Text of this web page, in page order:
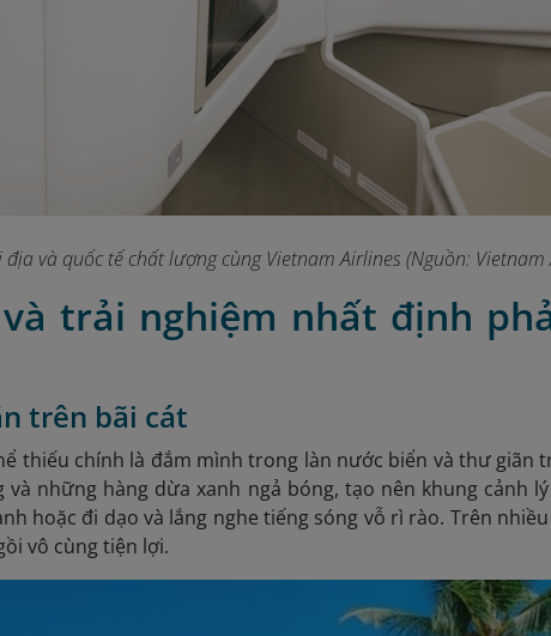
và quốc tế chất lượng cùng Vietnam Airlines (Nguồn: Vietnam
trải nghiệm nhất định
trên bãi cát
thiếu chính là đắm mình trong làn nước biển và thư giãn
những hàng dừa xanh ngả bóng, tạo nên khung cảnh
hoặc đi dạo và lắng nghe tiếng sóng vỗ rì rào. Trên
vô cùng tiện lợi.